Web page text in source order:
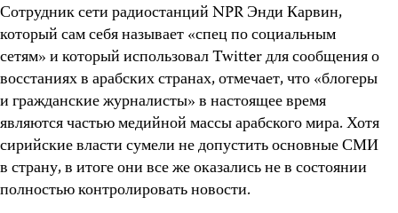
Сотрудник сети радиостанций NPR Энди Карвин,
который сам себя называет «спец по социальным
сетям» и который использовал Twitter для сообщения о
восстаниях в арабских странах, отмечает, что «блогеры
и гражданские журналисты» в настоящее время
являются частью медийной массы арабского мира. Хотя
сирийские власти сумели не допустить основные СМИ
в страну, в итоге они все же оказались не в состоянии
полностью контролировать новости.